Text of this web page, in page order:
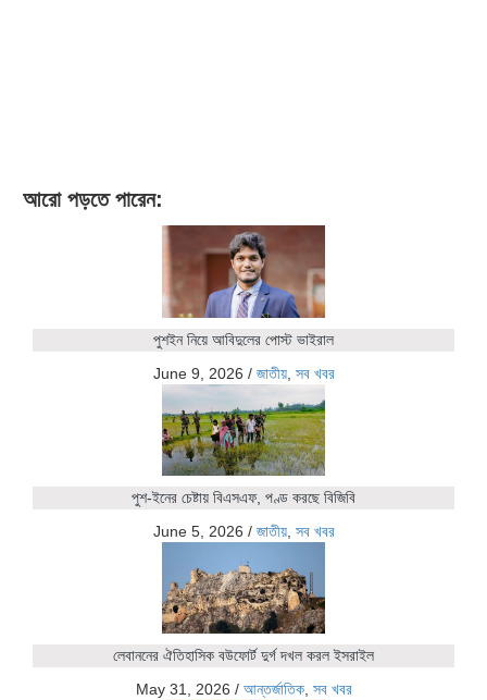
আরো পড়তে পারেন:
পুশইন নিয়ে আবিদুলের পোস্ট ভাইরাল
June 9, 2026 / জাতীয়, সব খবর
পুশ-ইনের চেষ্টায় বিএসএফ, পণ্ড করছে বিজিবি
June 5, 2026 / জাতীয়, সব খবর
লেবাননের ঐতিহাসিক বউফোর্ট দুর্গ দখল করল ইসরাইল
May 31, 2026 / আন্তর্জাতিক, সব খবর